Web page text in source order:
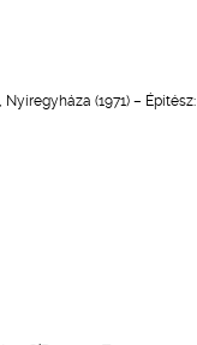
(1971) – Építész: